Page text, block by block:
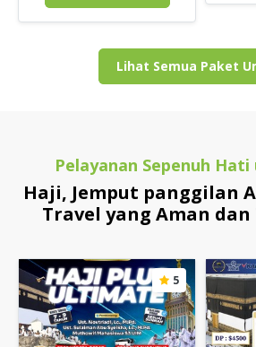
Lihat Semua Paket
Pelayanan Sepenuh
Haji, Jemput panggilan
Travel yang Aman dan
5